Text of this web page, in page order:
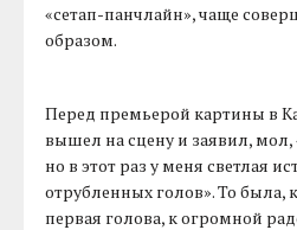
«сетап-панчлайн», чаще
образом.
Перед премьерой картины в
вышел на сцену и заявил, мол,
но в этот раз у меня светлая
отрубленных голов». То была,
первая голова, к огромной